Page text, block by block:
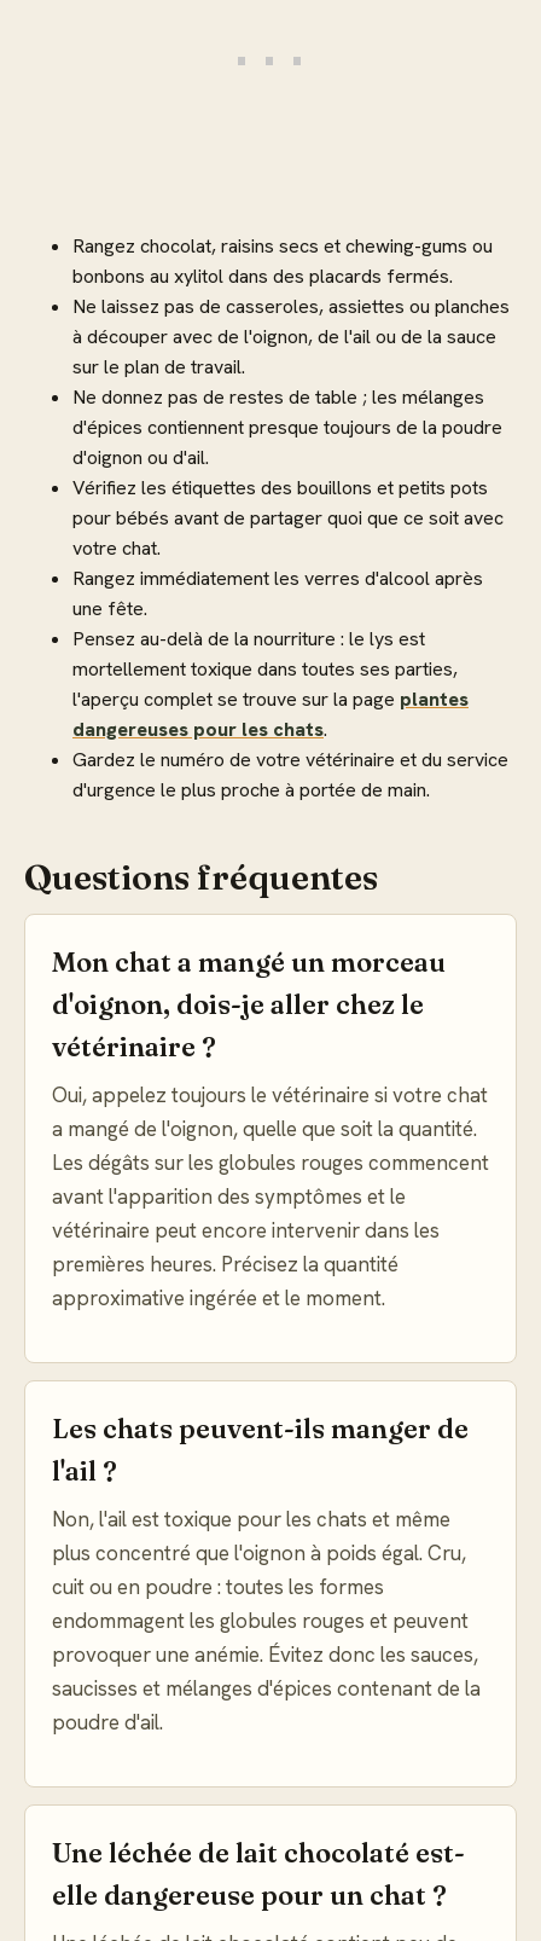
Rangez chocolat, raisins secs et chewing-gums ou
bonbons au xylitol dans des placards fermés.
Ne laissez pas de casseroles, assiettes ou planches
à découper avec de l'oignon, de l'ail ou de la sauce
sur le plan de travail.
Ne donnez pas de restes de table ; les mélanges
d'épices contiennent presque toujours de la poudre
d'oignon ou d'ail.
Vérifiez les étiquettes des bouillons et petits pots
pour bébés avant de partager quoi que ce soit avec
votre chat.
Rangez immédiatement les verres d'alcool après
une fête.
Pensez au-delà de la nourriture : le lys est
mortellement toxique dans toutes ses parties,
l'aperçu complet se trouve sur la page plantes
dangereuses pour les chats.
Gardez le numéro de votre vétérinaire et du service
d'urgence le plus proche à portée de main.
Questions fréquentes
Mon chat a mangé un morceau
d'oignon, dois-je aller chez le
vétérinaire ?
Oui, appelez toujours le vétérinaire si votre chat
a mangé de l'oignon, quelle que soit la quantité.
Les dégâts sur les globules rouges commencent
avant l'apparition des symptômes et le
vétérinaire peut encore intervenir dans les
premières heures. Précisez la quantité
approximative ingérée et le moment.
Les chats peuvent-ils manger de
l'ail ?
Non, l'ail est toxique pour les chats et même
plus concentré que l'oignon à poids égal. Cru,
cuit ou en poudre : toutes les formes
endommagent les globules rouges et peuvent
provoquer une anémie. Évitez donc les sauces,
saucisses et mélanges d'épices contenant de la
poudre d'ail.
Une léchée de lait chocolaté est-
elle dangereuse pour un chat ?